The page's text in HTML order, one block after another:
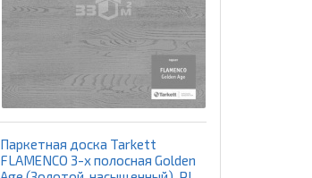
Паркетная доска Tarkett
FLAMENCO 3-х полосная Golden